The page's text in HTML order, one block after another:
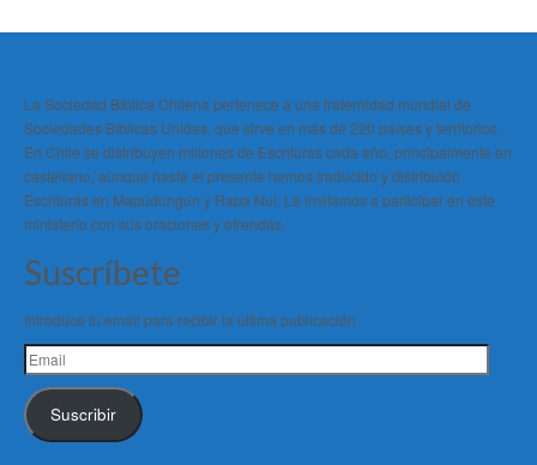
La Sociedad Bíblica Chilena pertenece a una fraternidad mundial de
Sociedades Bíblicas Unidas, que sirve en más de 220 países y territorios.
En Chile se distribuyen millones de Escrituras cada año, principalmente en
castellano, aunque hasta el presente hemos traducido y distribuido
Escrituras en Mapudungún y Rapa Nui. Le invitamos a participar en este
ministerio con sus oraciones y ofrendas.
Suscríbete
Introduce tu email para recibir la última publicación
Email
Suscribir